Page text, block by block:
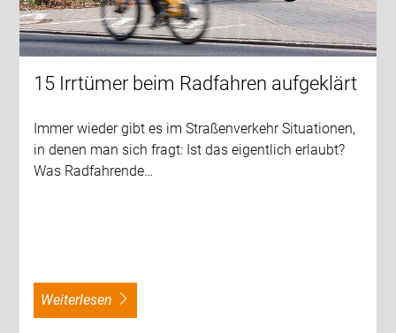
15 Irrtümer beim Radfahren aufgeklärt
Immer wieder gibt es im Straßenverkehr Situationen,
in denen man sich fragt: Ist das eigentlich erlaubt?
Was Radfahrende…
weiterlesen